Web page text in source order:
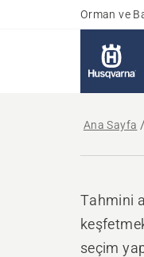
Orman ve
Ana Sayfa
Tahmini
seçim